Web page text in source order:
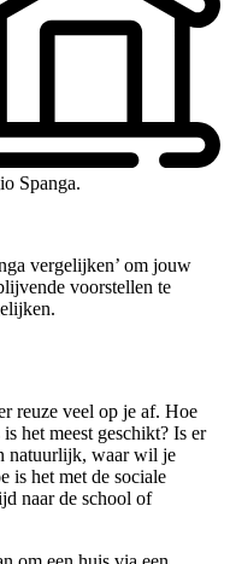
Spanga.
vergelijken’ om jouw
voorstellen te
reuze veel op je af. Hoe
het meest geschikt? Is er
natuurlijk, waar wil je
is het met de sociale
naar de school of